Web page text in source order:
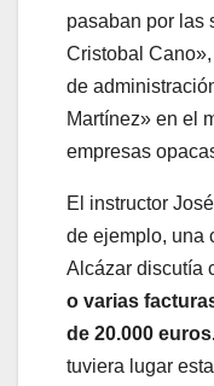
pasaban por las
Cristobal
de
Martínez» en el
empresas
El instructor
de ejemplo, una
Alcázar discutía
o varias
de 20.000
tuviera lugar